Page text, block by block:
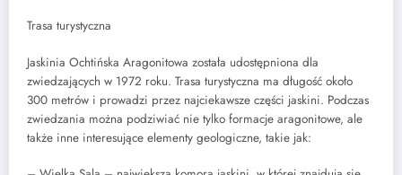
Trasa turystyczna
Jaskinia Ochtińska Aragonitowa została udostępniona dla
zwiedzających w 1972 roku. Trasa turystyczna ma długość około
300 metrów i prowadzi przez najciekawsze części jaskini. Podczas
zwiedzania można podziwiać nie tylko formacje aragonitowe, ale
także inne interesujące elementy geologiczne, takie jak: